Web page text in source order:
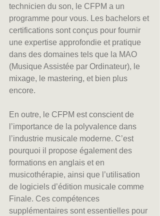
technicien du son, le CFPM a un
programme pour vous. Les bachelors et
certifications sont conçus pour fournir
une expertise approfondie et pratique
dans des domaines tels que la MAO
(Musique Assistée par Ordinateur), le
mixage, le mastering, et bien plus
encore.
En outre, le CFPM est conscient de
l’importance de la polyvalence dans
l’industrie musicale moderne. C’est
pourquoi il propose également des
formations en anglais et en
musicothérapie, ainsi que l’utilisation
de logiciels d’édition musicale comme
Finale. Ces compétences
supplémentaires sont essentielles pour